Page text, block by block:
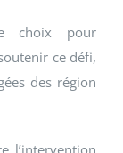
choix pour
ce défi,
des région
l’intervention